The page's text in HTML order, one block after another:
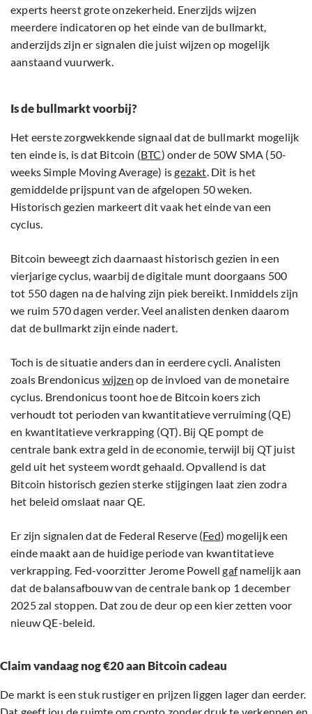
experts heerst grote onzekerheid. Enerzijds wijzen
meerdere indicatoren op het einde van de bullmarkt,
anderzijds zijn er signalen die juist wijzen op mogelijk
aanstaand vuurwerk.
Is de bullmarkt voorbij?
Het eerste zorgwekkende signaal dat de bullmarkt mogelijk
ten einde is, is dat Bitcoin (BTC) onder de 50W SMA (50-
weeks Simple Moving Average) isgezakt. Dit is het
gemiddelde prijspunt van de afgelopen 50 weken.
Historisch gezien markeert dit vaak het einde van een
cyclus.
Bitcoin beweegt zich daarnaast historisch gezien in een
vierjarige cyclus, waarbij de digitale munt doorgaans 500
tot 550 dagen na de halving zijn piek bereikt. Inmiddels zijn
we ruim 570 dagen verder. Veel analisten denken daarom
dat de bullmarkt zijn einde nadert.
Toch is de situatie anders dan in eerdere cycli. Analisten
zoals Brendonicus wijzen op de invloed van de monetaire
cyclus. Brendonicus toont hoe de Bitcoin koers zich
verhoudt tot perioden van kwantitatieve verruiming (QE)
en kwantitatieve verkrapping (QT). Bij QE pompt de
centrale bank extra geld in de economie, terwijl bij QT juist
geld uit het systeem wordt gehaald. Opvallend is dat
Bitcoin historisch gezien sterke stijgingen laat zien zodra
het beleid omslaat naar QE.
Er zijn signalen dat de Federal Reserve (Fed) mogelijk een
einde maakt aan de huidige periode van kwantitatieve
verkrapping. Fed-voorzitter Jerome Powellgafnamelijk aan
dat de balansafbouw van de centrale bank op 1 december
2025 zal stoppen. Dat zou de deur op een kier zetten voor
nieuw QE-beleid.
Claim vandaag nog €20 aan Bitcoin cadeau
De markt is een stuk rustiger en prijzen liggen lager dan eerder.